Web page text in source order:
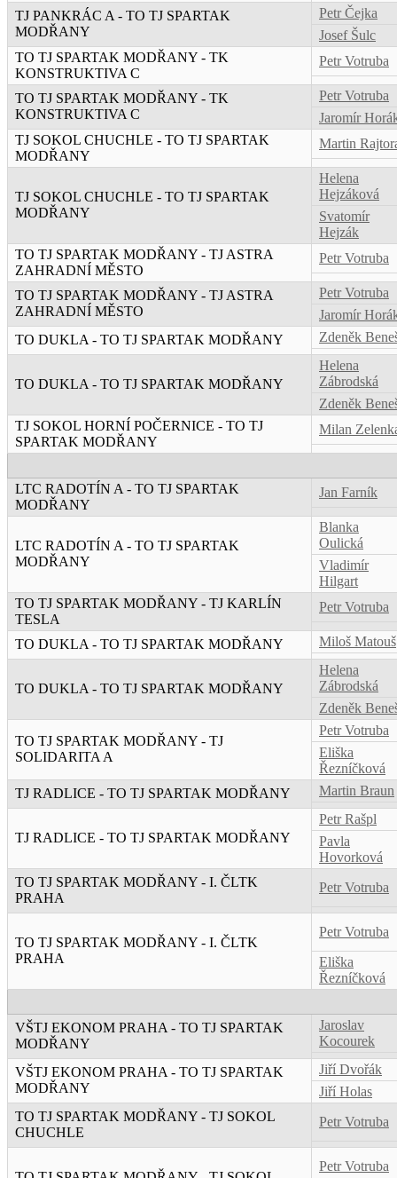
TJ PANKRÁC A - TO TJ SPARTAK
MODŘANY
Petr Čejka
Josef Šulc
TO TJ SPARTAK MODŘANY - TK
KONSTRUKTIVA C
Petr Votruba
TO TJ SPARTAK MODŘANY - TK
KONSTRUKTIVA C
Petr Votruba
Jaromír
TJ SOKOL CHUCHLE - TO TJ SPARTAK
MODŘANY
Martin
TJ SOKOL CHUCHLE - TO TJ SPARTAK
MODŘANY
Helena
Hejzáková
Svatomír
Hejzák
TO TJ SPARTAK MODŘANY - TJ ASTRA
ZAHRADNÍ MĚSTO
Petr Votruba
TO TJ SPARTAK MODŘANY - TJ ASTRA
ZAHRADNÍ MĚSTO
Petr Votruba
Jaromír
TO DUKLA - TO TJ SPARTAK MODŘANY
Zdeněk
TO DUKLA - TO TJ SPARTAK MODŘANY
Helena
Zábrodská
Zdeněk
TJ SOKOL HORNÍ POČERNICE - TO TJ
SPARTAK MODŘANY
Milan
LTC RADOTÍN A - TO TJ SPARTAK
MODŘANY
Jan Farník
LTC RADOTÍN A - TO TJ SPARTAK
MODŘANY
Blanka
Oulická
Vladimír
Hilgart
TO TJ SPARTAK MODŘANY - TJ KARLÍN
TESLA
Petr Votruba
TO DUKLA - TO TJ SPARTAK MODŘANY Miloš Matouš
TO DUKLA - TO TJ SPARTAK MODŘANY
Helena
Zábrodská
Zdeněk
TO TJ SPARTAK MODŘANY - TJ
SOLIDARITA A
Petr Votruba
Eliška
Řezníčková
TJ RADLICE - TO TJ SPARTAK MODŘANY
Martin Braun
TJ RADLICE - TO TJ SPARTAK MODŘANY
Petr Rašpl
Pavla
Hovorková
TO TJ SPARTAK MODŘANY - I. ČLTK
PRAHA
Petr Votruba
TO TJ SPARTAK MODŘANY - I. ČLTK
PRAHA
Petr Votruba
Eliška
Řezníčková
VŠTJ EKONOM PRAHA - TO TJ SPARTAK
MODŘANY
Jaroslav
Kocourek
VŠTJ EKONOM PRAHA - TO TJ SPARTAK
MODŘANY
Jiří Dvořák
Jiří Holas
TO TJ SPARTAK MODŘANY - TJ SOKOL
CHUCHLE
Petr Votruba
Petr Votruba